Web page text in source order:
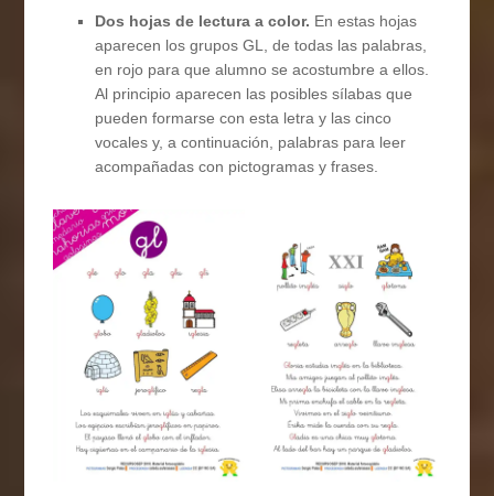
Dos hojas de lectura a color. En estas hojas
aparecen los grupos GL, de todas las palabras,
en rojo para que alumno se acostumbre a ellos.
Al principio aparecen las posibles sílabas que
pueden formarse con esta letra y las cinco
vocales y, a continuación, palabras para leer
acompañadas con pictogramas y frases.